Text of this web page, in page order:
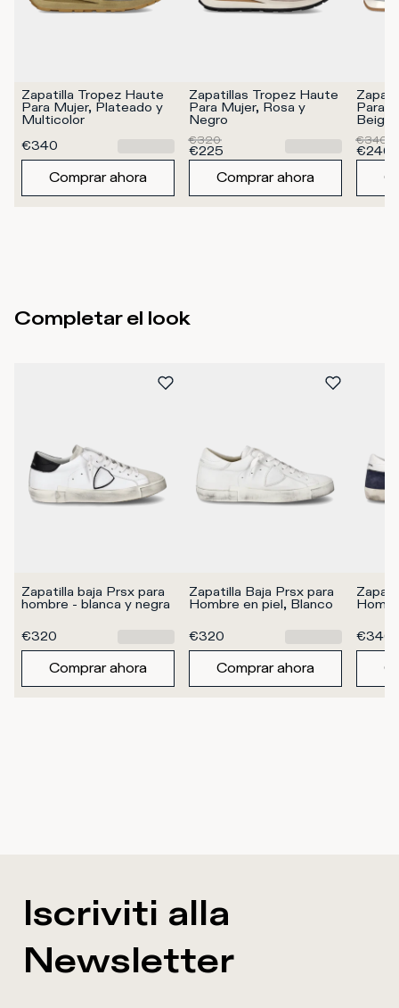
Zapatilla Tropez Haute
Para Mujer, Plateado y
Multicolor
€340
Comprar ahora
Zapatillas Tropez Haute
Para Mujer, Rosa y
Negro
€320
€225
Comprar ahora
Para
Beige
€340
€240
Completar el look
Zapatilla baja Prsx para
hombre - blanca y negra
€320
Comprar ahora
Zapatilla Baja Prsx para
Hombre en piel, Blanco
€320
Comprar ahora
€340
Iscriviti alla
Newsletter